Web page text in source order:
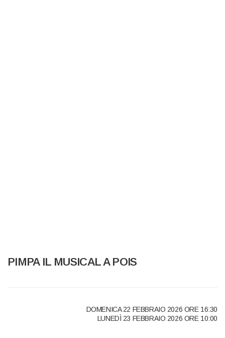
PIMPA IL MUSICAL A POIS
DOMENICA 22 FEBBRAIO 2026 ORE 16:30
LUNEDÌ 23 FEBBRAIO 2026 ORE 10:00